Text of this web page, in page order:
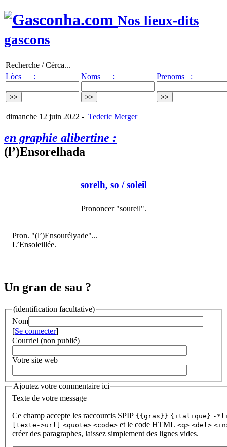
Nos lieux-dits
gascons
Recherche / Cèrca...
Lòcs :
Noms : Prenoms :
dimanche 12 juin 2022 - Tederic Merger
en graphie alibertine :
(l’)Ensorelhada
sorelh, so / soleil
Prononcer "soureil".
Pron. "(l’)Ensourélyade"...
L’Ensoleillée.
Un gran de sau ?
(identification facultative)
Nom
[Se connecter]
Courriel (non publié)
Votre site web
Ajoutez votre commentaire ici
Texte de votre message
Ce champ accepte les raccourcis SPIP {{gras}} {italique} -
[texte->url] <quote> <code> et le code HTML <q> <del>
créer des paragraphes, laissez simplement des lignes vides.